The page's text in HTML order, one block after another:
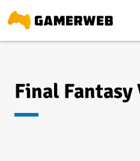
Final Fantasy